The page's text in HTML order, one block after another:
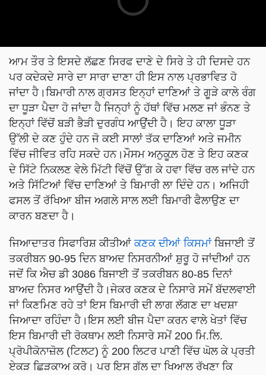
ਆਮ ਤੌਰ ਤੇ ਇਸਦੇ ਲੱਛਣ ਸਿਰਫ ਦਾਣੇ ਦੇ ਸਿਰੇ ਤੇ ਹੀ ਦਿਸਦੇ ਹਨ
ਪਰ ਕਦੇਕਦੇ ਸਾਰੇ ਦਾ ਸਾਰਾ ਦਾਣਾ ਹੀ ਇਸ ਨਾਲ ਪ੍ਰਭਾਵਿਤ ਹੋ
ਜਾਂਦਾ ਹੈ।ਬਿਮਾਰੀ ਨਾਲ ਗ੍ਰਸਤ ਇਨ੍ਹਾਂ ਦਾਣਿਆਂ ਤੇ ਗੂੜੇ ਕਾਲੇ ਰੰਗ
ਦਾ ਧੂੜਾ ਪੈਦਾ ਹੋ ਜਾਂਦਾ ਹੈ ਜਿਨ੍ਹਾਂ ਨੂੰ ਹੱਥਾਂ ਵਿੱਚ ਮਲਣ ਜਾਂ ਭੰਨਣ ਤੇ
ਇਨ੍ਹਾਂ ਵਿੱਚੋਂ ਬੜੀ ਭੈੜੀ ਦੁਰਗੰਧ ਆਉਂਦੀ ਹੈ। ਇਹ ਕਾਲਾ ਧੂੜਾ
ਉੱਲੀ ਦੇ ਕਣ ਹੁੰਦੇ ਹਨ ਜੋ ਕਈ ਸਾਲਾਂ ਤੱਕ ਦਾਣਿਆਂ ਅਤੇ ਜਮੀਨ
ਵਿੱਚ ਜੀਵਿਤ ਰਹਿ ਸਕਦੇ ਹਨ।ਮੌਸਮ ਅਨੁਕੂਲ਼ ਹੋਣ ਤੇ ਇਹ ਕਣਕ
ਦੇ ਸਿੱਟੇ ਨਿਕਲਣ ਵੇਲੇ ਮਿੱਟੀ ਵਿੱਚੋਂ ਉੱਗ ਕੇ ਹਵਾ ਵਿੱਚ ਰਲ ਜਾਂਦੇ ਹਨ
ਅਤੇ ਸਿੱਟਿਆਂ ਵਿੱਚ ਦਾਣਿਆਂ ਤੇ ਬਿਮਾਰੀ ਲਾ ਦਿੰਦੇ ਹਨ। ਅਜਿਹੀ
ਫਸਲ ਤੋਂ ਰੱਖਿਆ ਬੀਜ ਅਗਲੇ ਸਾਲ ਲਈ ਬਿਮਾਰੀ ਫੈਲਾਉਣ ਦਾ
ਕਾਰਨ ਬਣਦਾ ਹੈ।
ਜਿਆਦਾਤਰ ਸਿਫਾਰਿਸ਼ ਕੀਤੀਆਂ ਕਣਕ ਦੀਆਂ ਕਿਸਮਾਂਬਿਜਾਈ ਤੋਂ
ਤਕਰੀਬਨ 90-95 ਦਿਨ ਬਾਅਦ ਨਿਸਰਨੀਆਂ ਸ਼ੁਰੂ ਹੋ ਜਾਂਦੀਆਂ ਹਨ
ਜਦੋਂ ਕਿ ਐਚ ਡੀ 3086 ਬਿਜਾਈ ਤੋਂ ਤਕਰੀਬਨ 80-85 ਦਿਨਾਂ
ਬਾਅਦ ਨਿਸਰ ਆਉਂਦੀ ਹੈ।ਜੇਕਰ ਕਣਕ ਦੇ ਨਿਸਾਰੇ ਸਮੇਂ ਬੱਦਲਵਾਈ
ਜਾਂ ਕਿਣਮਿਣ ਰਹੇ ਤਾਂ ਇਸ ਬਿਮਾਰੀ ਦੀ ਲਾਗ ਲੱਗਣ ਦਾ ਖਦਸ਼ਾ
ਜਿਆਦਾ ਰਹਿੰਦਾ ਹੈ।ਇਸ ਲਈ ਬੀਜ ਪੈਦਾ ਕਰਨ ਵਾਲੇ ਖੇਤਾਂ ਵਿੱਚ
ਇਸ ਬਿਮਾਰੀ ਦੀ ਰੋਕਥਾਮ ਲਈ ਨਿਸਾਰੇ ਸਮੇਂ 200 ਮਿ.ਲਿ.
ਪ੍ਰੋਪੀਕੋਨਾਜ਼ੋਲ (ਟਿਲਟ) ਨੂੰ 200 ਲਿਟਰ ਪਾਣੀ ਵਿੱਚ ਘੋਲ ਕੇ ਪ੍ਰਤੀ
ਏਕੜ ਛਿੜਕਾਅ ਕਰੋ। ਪਰ ਇਸ ਗੱਲ ਦਾ ਖਿਆਲ ਰੱਖਣਾ ਕਿ